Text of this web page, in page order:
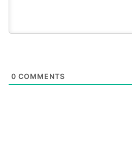
0 COMMENTS